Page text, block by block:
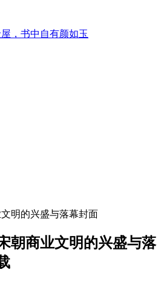
，书中自有颜如玉
朝商业文明的兴盛与落